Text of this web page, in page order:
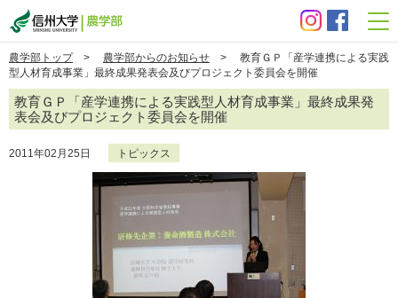
農学部トップ> 農学部からのお知らせ > 教育ＧＰ「産学連携による実践
型人材育成事業」最終成果発表会及びプロジェクト委員会を開催
教育ＧＰ「産学連携による実践型人材育成事業」最終成果発
表会及びプロジェクト委員会を開催
2011年02月25日 トピックス